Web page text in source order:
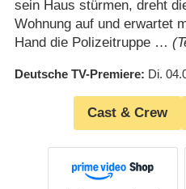
sein Haus stürmen, dreht
Wohnung auf und erwartet
Hand die Polizeitruppe …
Deutsche TV-Premiere Di.
Cast & Crew